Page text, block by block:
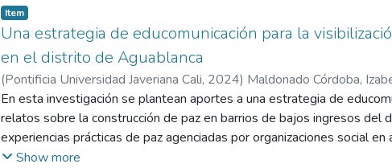
audiovisuales. La información fue transcrita, categorizada y analizada
categorías: temporalidades, espacialidad y reconciliación. (c)
procesos de transformación subjetiva, resignificación del territorio y
práctica permite que las jóvenes proyecten nuevos futuros, gestionan
activamente en su entorno. No obstante, se evidenció una débil
reconocimiento institucional. (d) Conclusión: El fútbol femenino
psicosocial y comunicativa para la construcción de paz en contextos
inclusión social y el restablecimiento del tejido comunitario en
Item
Una estrategia de educomunicación para la
en el distrito de Aguablanca
(Pontificia Universidad Javeriana Cali, 2024) Maldonado Córdoba,
Andrés
En esta investigación se plantean aportes a una estrategia de
relatos sobre la construcción de paz en barrios de bajos ingresos del
experiencias prácticas de paz agenciadas por organizaciones social
narrativas y su impacto. Acto seguido, se producen textualidades
Show more